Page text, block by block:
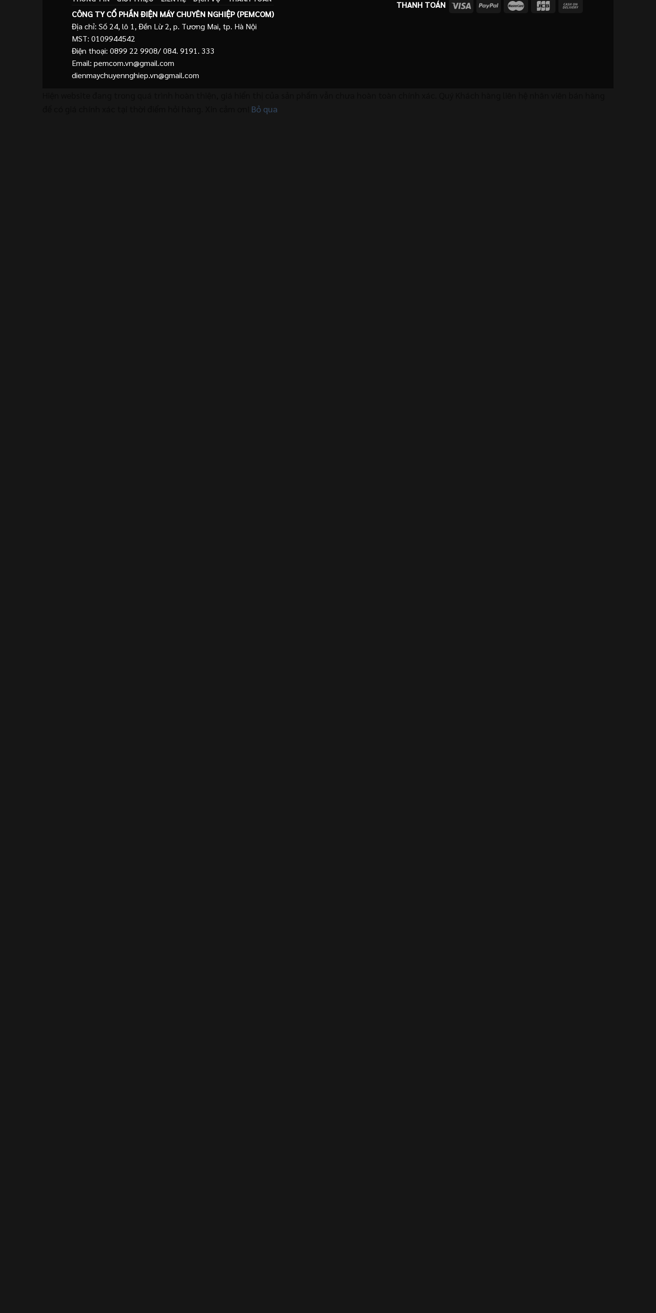
THANH TOÁN
CÔNG TY CỔ PHẦN ĐIỆN MÁY CHUYÊN NGHIỆP (PEMCOM)
Địa chỉ: Số 24, lô 1, Đền Lừ 2, p. Tương Mai, tp. Hà Nội
MST: 0109944542
Điện thoại: 0899 22 9908/ 084. 9191. 333
Email: pemcom.vn@gmail.com
dienmaychuyennghiep.vn@gmail.com
Bỏ qua